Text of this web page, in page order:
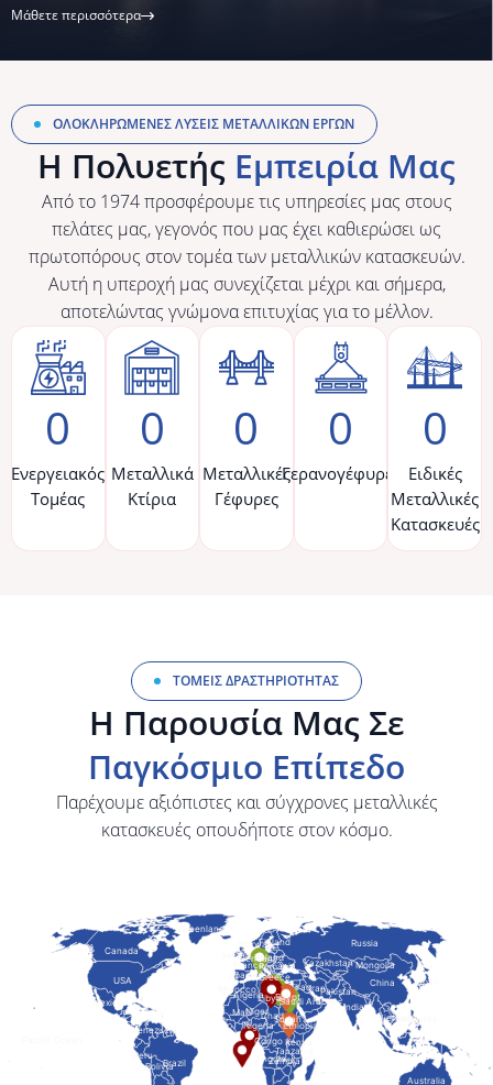
Μάθετε περισσότερα
Διασφάλιση
ποιότητας
Το πιστοποιημένο σύστημα
διασφάλισης ποιότητας
μας εγγυάται τη
συμμόρφωση και τον
έλεγχο των υλικών, του
διαδικασιών και των
προϊόντων που
χρησιμοποιούνται.
Επιφανειακή
προστασία
Ο καθαρισμός των
ατσαλοβολής και
ακολουθείται από την
εφαρμογή διαφόρων
συστημάτων βαφής.
Μάθετε περισσότερα
γέφυρες, στη σχεδίαση σύνθετων μεταλλικών
Μάθετε περισσότερα
ΟΛΟΚΛΗΡΩΜΈΝΕΣ ΛΎΣΕΙΣ ΜΕΤΑΛΛΙΚΏΝ ΈΡΓΩΝ
Η Πολυετής Εμπειρία Μας
Από το 1974 προσφέρουμε τις υπηρεσίες μας στους
πελάτες μας, γεγονός που μας έχει καθιερώσει ως
πρωτοπόρους στον τομέα των μεταλλικών κατασκευών.
Αυτή η υπεροχή μας συνεχίζεται μέχρι και σήμερα,
αποτελώντας γνώμονα επιτυχίας για το μέλλον.
Ενεργειακός
Τομέας
0
Μεταλλικά
Κτίρια
0
Μεταλλικές
Γέφυρες
0
Γερανογέφυρες
0
Ειδικές
Μεταλλικές
Κατασκευές
0
ΤΟΜΕΊΣ ΔΡΑΣΤΗΡΙΌΤΗΤΑΣ
Η Παρουσία Μας Σε
Παγκόσμιο Επίπεδο
Παρέχουμε αξιόπιστες και σύγχρονες μεταλλικές
κατασκευές οπουδήποτε στον κόσμο.